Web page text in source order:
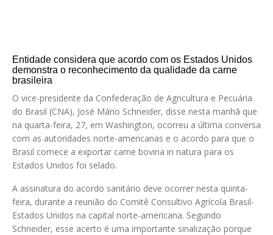
Entidade considera que acordo com os Estados Unidos
demonstra o reconhecimento da qualidade da carne
brasileira
O vice-presidente da Confederação de Agricultura e Pecuária
do Brasil (CNA), José Mário Schneider, disse nesta manhã que
na quarta-feira, 27, em Washington, ocorreu a última conversa
com as autoridades norte-americanas e o acordo para que o
Brasil comece a exportar carne bovina in natura para os
Estados Unidos foi selado.
A assinatura do acordo sanitário deve ocorrer nesta quinta-
feira, durante a reunião do Comitê Consultivo Agrícola Brasil-
Estados Unidos na capital norte-americana. Segundo
Schneider, esse acerto é uma importante sinalização porque